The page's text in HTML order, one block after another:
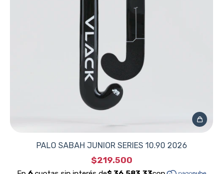
PALO SABAH JUNIOR SERIES 10.90 2026
$219.500